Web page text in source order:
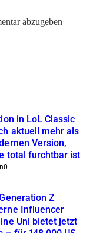
abzugeben
in LoL Classic
aktuell mehr als
Version,
total furchtbar ist
0
Z
Influencer
Uni bietet jetzt